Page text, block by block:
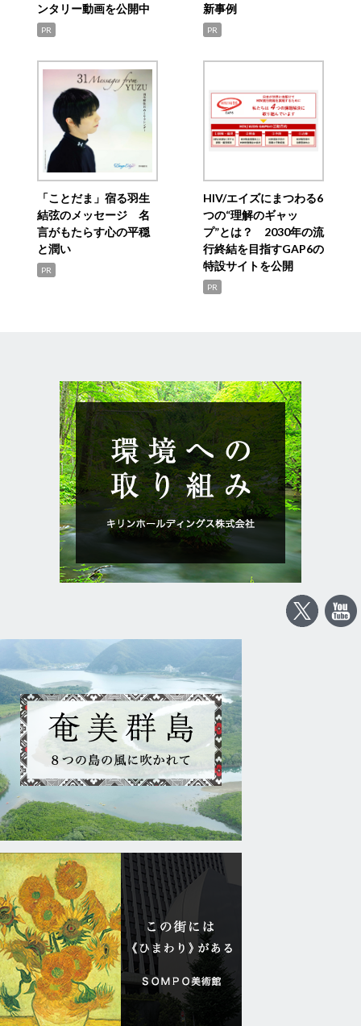
ンタリー動画を公開中
PR
新事例
PR
「ことだま」宿る羽生
結弦のメッセージ 名
言がもたらす心の平穏
と潤い
PR
HIV/エイズにまつわる6
つの“理解のギャッ
プ”とは？ 2030年の流
行終結を目指すGAP6の
特設サイトを公開
PR